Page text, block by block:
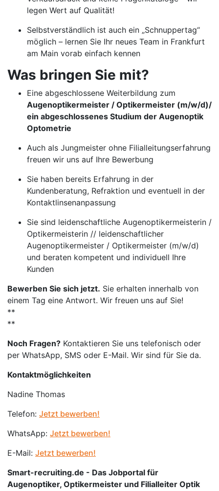
legen Wert auf Qualität!
Selbstverständlich ist auch ein „Schnuppertag“
möglich – lernen Sie Ihr neues Team in Frankfurt
am Main vorab einfach kennen
Was bringen Sie mit?
Eine abgeschlossene Weiterbildung zum
Augenoptikermeister / Optikermeister (m/w/d)/
ein abgeschlossenes Studium der Augenoptik
Optometrie
Auch als Jungmeister ohne Filialleitungserfahrung
freuen wir uns auf Ihre Bewerbung
Sie haben bereits Erfahrung in der
Kundenberatung, Refraktion und eventuell in der
Kontaktlinsenanpassung
Sie sind leidenschaftliche Augenoptikermeisterin /
Optikermeisterin // leidenschaftlicher
Augenoptikermeister / Optikermeister (m/w/d)
und beraten kompetent und individuell Ihre
Kunden
Bewerben Sie sich jetzt. Sie erhalten innerhalb von
einem Tag eine Antwort. Wir freuen uns auf Sie!
**
**
Noch Fragen? Kontaktieren Sie uns telefonisch oder
per WhatsApp, SMS oder E-Mail. Wir sind für Sie da.
Kontaktmöglichkeiten
Nadine Thomas
Telefon: Jetzt bewerben!
WhatsApp: Jetzt bewerben!
E-Mail: Jetzt bewerben!
Smart-recruiting.de - Das Jobportal für
Augenoptiker, Optikermeister und Filialleiter Optik